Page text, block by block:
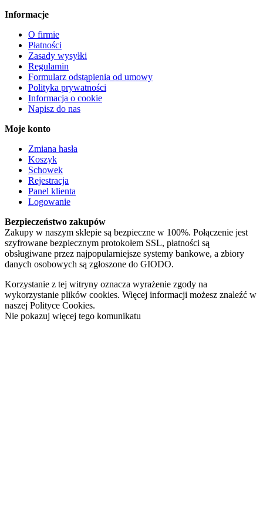
Informacje
O firmie
Płatności
Zasady wysyłki
Regulamin
Formularz odstąpienia od umowy
Polityka prywatności
Informacja o cookie
Napisz do nas
Moje konto
Zmiana hasła
Koszyk
Schowek
Rejestracja
Panel klienta
Logowanie
Bezpieczeństwo zakupów
Zakupy w naszym sklepie są bezpieczne w 100%. Połączenie jest
szyfrowane bezpiecznym protokołem SSL, płatności są
obsługiwane przez najpopularniejsze systemy bankowe, a zbiory
danych osobowych są zgłoszone do GIODO.
Korzystanie z tej witryny oznacza wyrażenie zgody na
wykorzystanie plików cookies. Więcej informacji możesz znaleźć w
naszej Polityce Cookies.
Nie pokazuj więcej tego komunikatu